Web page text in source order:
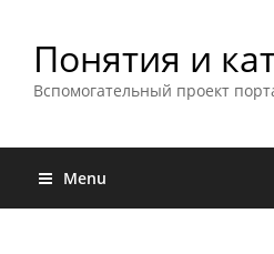
Понятия и
Вспомогательный проект
Menu